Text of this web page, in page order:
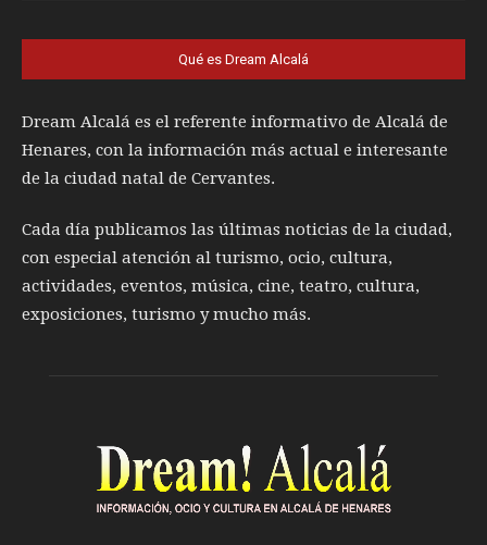
Qué es Dream Alcalá
Dream Alcalá es el referente informativo de Alcalá de
Henares, con la información más actual e interesante
de la ciudad natal de Cervantes.
Cada día publicamos las últimas noticias de la ciudad,
con especial atención al turismo, ocio, cultura,
actividades, eventos, música, cine, teatro, cultura,
exposiciones, turismo y mucho más.